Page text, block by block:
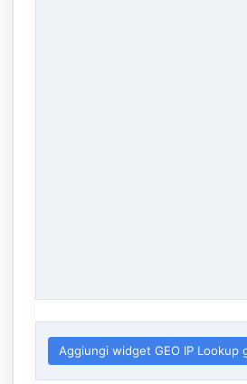
Aggiungi widget GEO IP Lookup